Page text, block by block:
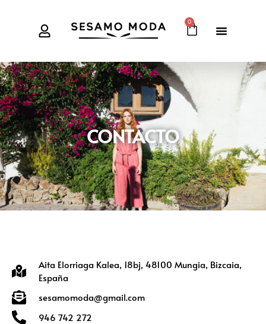
0
CONTACTO
Aita Elorriaga Kalea, 18bj, 48100 Mungia, Bizcaia,
España
sesamomoda@gmail.com
946 742 272